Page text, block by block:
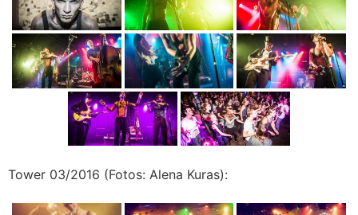
Tower 03/2016 (Fotos: Alena Kuras):